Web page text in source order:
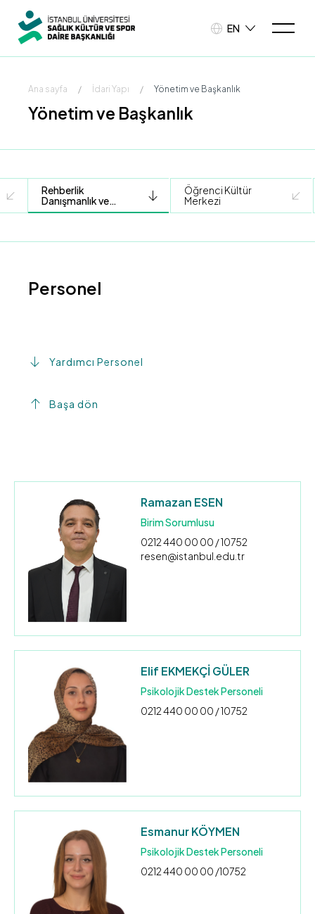
EN
Ana sayfa / İdari Yapı / Yönetim ve Başkanlık
Yönetim ve Başkanlık
Rehberlik
Danışmanlık ve
Sosyal Destek
Öğrenci Kültür
Merkezi
Personel
Yardımcı Personel
Başa dön
Ramazan ESEN
Birim Sorumlusu
0212 440 00 00 / 10752
resen@istanbul.edu.tr
Elif EKMEKÇİ GÜLER
Psikolojik Destek Personeli
0212 440 00 00 / 10752
Esmanur KÖYMEN
Psikolojik Destek Personeli
0212 440 00 00 /10752